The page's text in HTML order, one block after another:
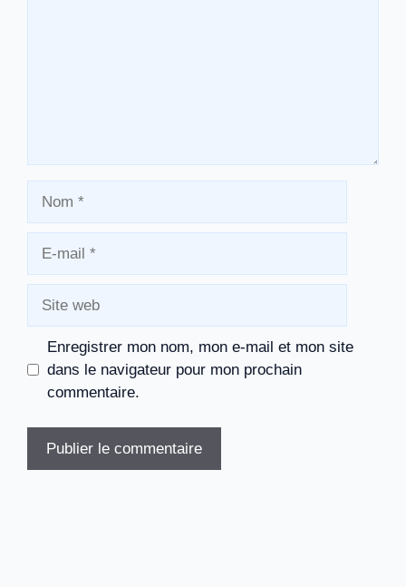
Enregistrer mon nom, mon e-mail et mon site
dans le navigateur pour mon prochain
commentaire.